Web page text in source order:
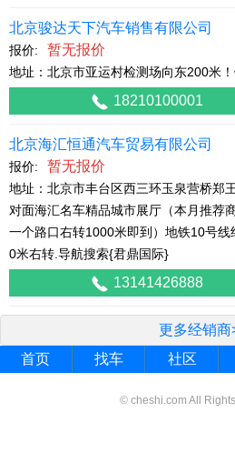
北京骏达天下汽车销售有限公司
报价: 暂无报价
地址：北京市亚运村检测场向东200米
18210100001
北京海汇恒通汽车贸易有限公司
报价: 暂无报价
地址：北京市丰台区西三环玉泉营桥郑
对面海汇名车精品城市展厅（本月推荐
一个路口右转1000米即到）地铁10号
0米右转.导航搜索{君鼎国际}
13141426888
更多经销商
首页
找车 社区
© cheshi.com All